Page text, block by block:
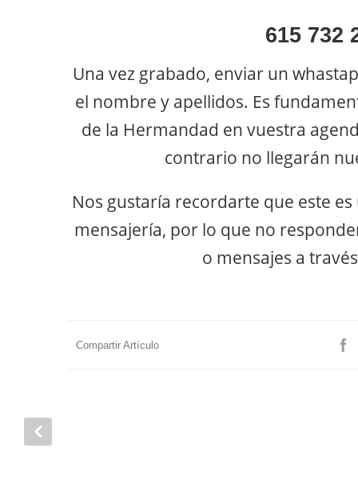
615 732
Una vez grabado, enviar un
el nombre y apellidos. Es
de la Hermandad en vuestra
contrario no llegarán
Nos gustaría recordarte que este
mensajería, por lo que no
o mensajes a
Compartir Artículo